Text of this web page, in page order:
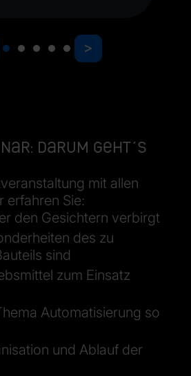
>
Darum geht´s
mit allen
erfahren Sie:
den Gesichtern verbirgt
des zu
sind
zum Einsatz
Automatisierung so
und Ablauf der